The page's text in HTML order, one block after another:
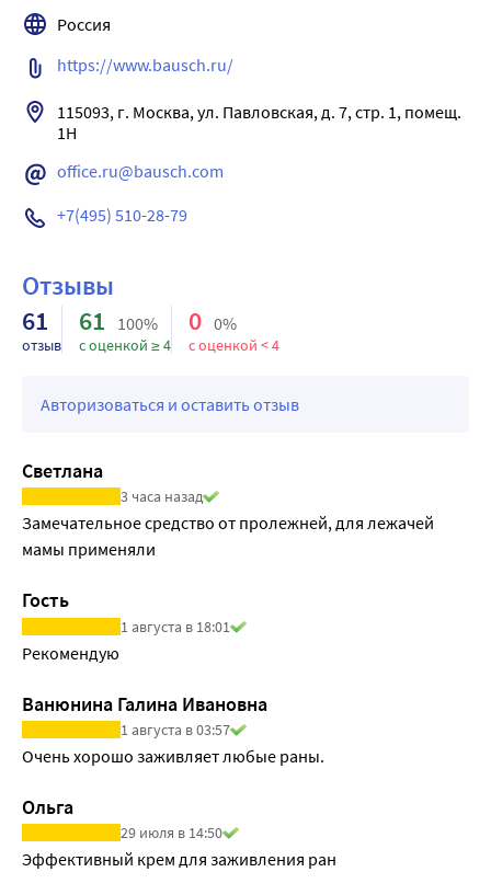
оказывает токсического действия.
Россия
https://www.bausch.ru/
115093, г. Москва, ул. Павловская, д. 7, стр. 1, помещ.
1Н
office.ru@bausch.com
+7(495) 510-28-79
Отзывы
61
отзыв
61 100%
с оценкой ≥ 4
0 0%
с оценкой < 4
Авторизоваться и оставить отзыв
Светлана
3 часа назад
Замечательное средство от пролежней, для лежачей
мамы применяли
Гость
1 августа в 18:01
Рекомендую
Ванюнина Галина Ивановна
1 августа в 03:57
Очень хорошо заживляет любые раны.
Ольга
29 июля в 14:50
Эффективный крем для заживления ран